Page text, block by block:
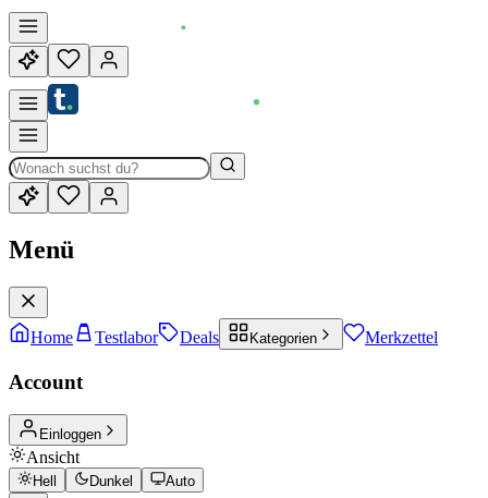
Menü
Home Testlabor Deals Kategorien Merkzettel
Account
Einloggen
Ansicht
Hell Dunkel Auto